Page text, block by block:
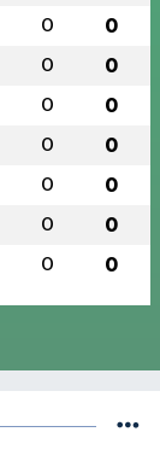
0 0
0 0
0 0
0 0
0 0
0 0
0 0